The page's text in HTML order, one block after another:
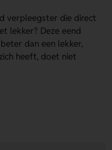
verpleegster die direct
lekker? Deze eend
dan een lekker,
heeft, doet niet
eigen ontwerp zijn er